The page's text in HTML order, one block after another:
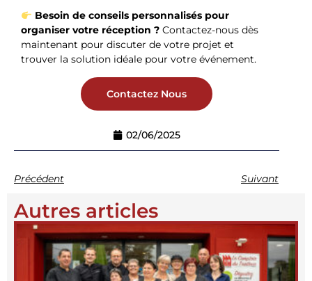
Besoin de conseils personnalisés pour
organiser votre réception ? Contactez-nous dès
maintenant pour discuter de votre projet et
trouver la solution idéale pour votre événement.
Contactez Nous
02/06/2025
Précédent Suivant
Autres articles